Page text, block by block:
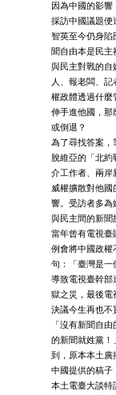
因為中國的影
採訪中國議題便
智英至今仍身陷
聞自由本是民
與民主對戰的自
人、報老闆、
權政體透過什麼
伸手進他國，那
或倒退？
為了尋找答案，
脫維亞的「北
介工作者、兩岸
威權擴散對他
響。受訪者多為
與民主間的新聞
當年曾有電視臺
例會將中國政權
句：「臺灣是一
導致電視臺幹部
獄之災，最後電
決議今生再也不
「沒有新聞自
的新聞就姓黨！
到，原本本土廣
中國提供的稿子
本土電臺大談特